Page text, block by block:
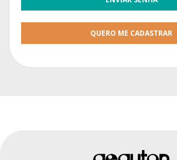
QUERO ME CADASTRAR